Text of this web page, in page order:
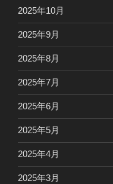
2025年10月
2025年9月
2025年8月
2025年7月
2025年6月
2025年5月
2025年4月
2025年3月